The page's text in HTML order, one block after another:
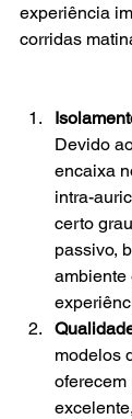
experiência
corridas
Devido
encaixa
intra-
certo
passivo,
ambiente
modelos
oferecem